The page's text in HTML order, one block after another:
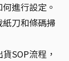
進行設定。
刀和條碼掃
SOP流程，